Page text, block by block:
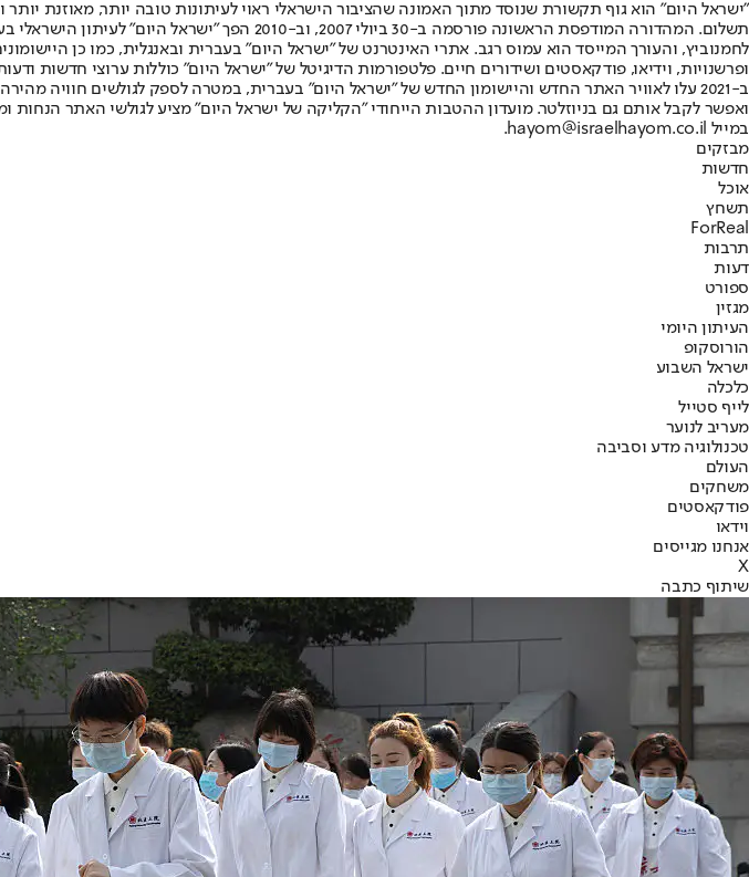
"ישראל היום" הוא גוף תקשורת שנוסד מתוך האמונה שהציבור הישראלי ראוי לעיתונות טובה יותר, מאוזנת
תשלום. המהדורה המודפסת הראשונה פורסמה ב-30
ופרשנויות, וידיאו, פודקאסטים ושידורים חיים. פלטפורמות הדיגיטל של "ישראל היום" כוללות ערוצי חדשות
ב-2021 עלו לאוויר האתר החדש והיישומון החדש של "ישראל היום" בעברית, במטרה לספק לגולשים חוויה
ואפשר לקבל אותם גם בניוזלטר. מועדון ההטבות הייחודי "הקליקה של ישראל היום" מציע לגולשי האתר הנחות
במייל hayom@israelhayom.co.il.
מבזקים
חדשות
אוכל
תשחץ
ForReal
תרבות
דעות
ספורט
מגזין
העיתון היומי
הורוסקופ
ישראל השבוע
כלכלה
לייף סטייל
מעריב לנוער
טכנולוגיה מדע וסביבה
העולם
משחקים
פודקאסטים
וידאו
אנחנו מגייסים
X
שיתוף כתבה